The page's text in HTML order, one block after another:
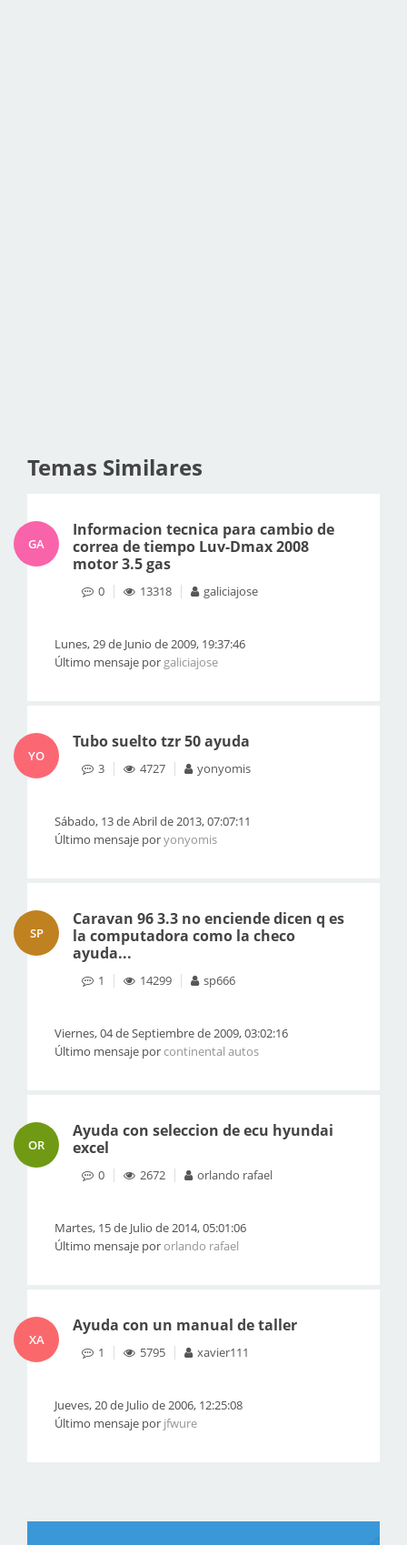
Temas Similares
GA
Informacion tecnica para cambio de
correa de tiempo Luv-Dmax 2008
motor 3.5 gas
0 13318 galiciajose
Lunes, 29 de Junio de 2009, 19:37:46
Último mensaje por galiciajose
YO
Tubo suelto tzr 50 ayuda
3 4727 yonyomis
Sábado, 13 de Abril de 2013, 07:07:11
Último mensaje poryonyomis
SP
Caravan 96 3.3 no enciende dicen q es
la computadora como la checo
ayuda...
1 14299 sp666
Viernes, 04 de Septiembre de 2009, 03:02:16
Último mensaje porcontinental autos
OR
Ayuda con seleccion de ecu hyundai
excel
0 2672 orlando rafael
Martes, 15 de Julio de 2014, 05:01:06
Último mensaje pororlando rafael
XA
Ayuda con un manual de taller
1 5795 xavier111
Jueves, 20 de Julio de 2006, 12:25:08
Último mensaje por jfwure